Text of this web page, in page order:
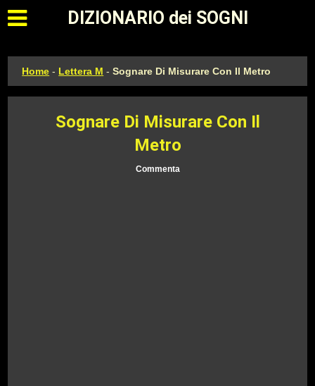
Apri il menu principale
DIZIONARIO dei SOGNI
Home - Lettera M -Sognare Di Misurare Con Il Metro
Sognare Di Misurare Con Il
Metro
Commenta